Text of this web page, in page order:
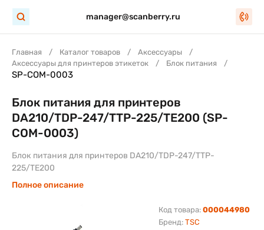
manager@scanberry.ru
Главная Каталог товаров
Аксессуары
Аксессуары для принтеров этикеток
Блок питания
SP-COM-0003
Бренд: TSC
Код товара: 000044980
Блок питания для принтеров
DA210/TDP-247/TTP-225/TE200 (SP-
COM-0003)
Блок питания для принтеров DA210/TDP-247/TTP-
225/TE200
Полное описание